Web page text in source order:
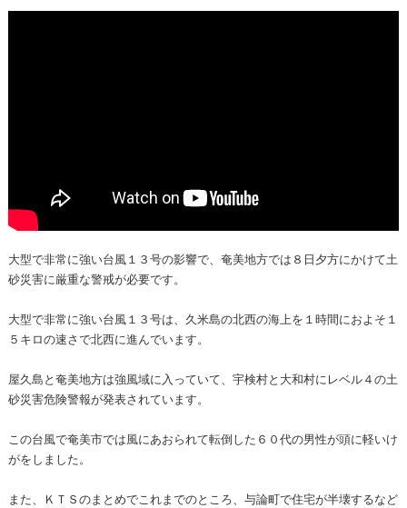
大型で非常に強い台風１３号の影響で、奄美地方では８日夕方にかけて土
砂災害に厳重な警戒が必要です。
大型で非常に強い台風１３号は、久米島の北西の海上を１時間におよそ１
５キロの速さで北西に進んでいます。
屋久島と奄美地方は強風域に入っていて、宇検村と大和村にレベル４の土
砂災害危険警報が発表されています。
この台風で奄美市では風にあおられて転倒した６０代の男性が頭に軽いけ
がをしました。
また、ＫＴＳのまとめでこれまでのところ、与論町で住宅が半壊するなど